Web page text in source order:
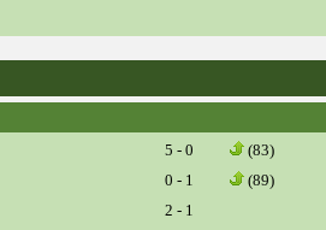
5 - 0
(83)
0 - 1
(89)
2 - 1